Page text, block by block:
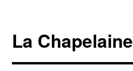
contenu
La Chapelaine